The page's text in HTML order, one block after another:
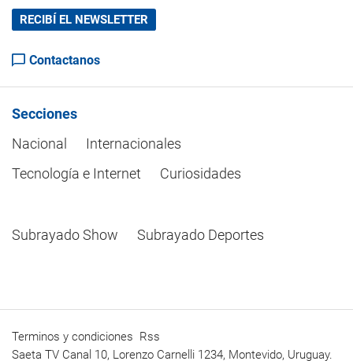
RECIBÍ EL NEWSLETTER
Contactanos
Secciones
Nacional
Internacionales
Tecnología e Internet
Curiosidades
Subrayado Show Subrayado Deportes
Terminos y condiciones Rss
Saeta TV Canal 10, Lorenzo Carnelli 1234, Montevido, Uruguay.